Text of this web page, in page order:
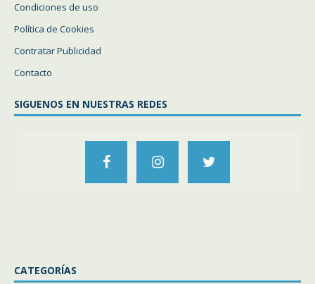
Condiciones de uso
Política de Cookies
Contratar Publicidad
Contacto
SIGUENOS EN NUESTRAS REDES
CATEGORÍAS